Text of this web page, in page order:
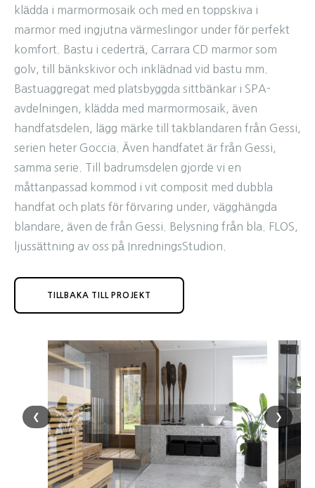
klädda i marmormosaik och med en toppskiva i
marmor med ingjutna värmeslingor under för perfekt
komfort. Bastu i cederträ, Carrara CD marmor som
golv, till bänkskivor och inklädnad vid bastu mm.
Bastuaggregat med platsbyggda sittbänkar i SPA-
avdelningen, klädda med marmormosaik, även
handfatsdelen, lägg märke till takblandaren från Gessi,
serien heter Goccia. Även handfatet är från Gessi,
samma serie. Till badrumsdelen gjorde vi en
måttanpassad kommod i vit composit med dubbla
handfat och plats för förvaring under, vägghängda
blandare, även de från Gessi. Belysning från bla. FLOS,
ljussättning av oss på InredningsStudion.
TILLBAKA TILL PROJEKT
❮ ❯